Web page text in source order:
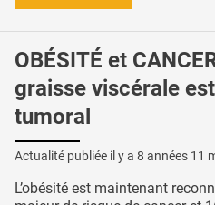
OBÉSITÉ et
graisse viscérale
tumoral
Actualité publiée il y a 8 années 11
L’obésité est maintenant